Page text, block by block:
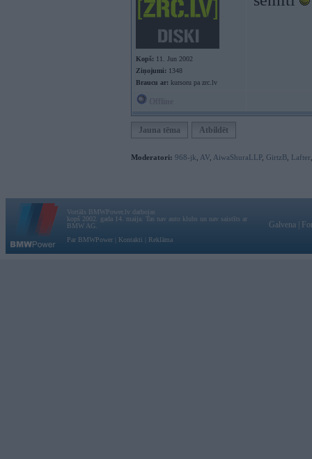
Kopš: 11. Jun 2002
Ziņojumi: 1348
Braucu ar: kursoru pa zrc.lv
Jauna tēma Atbildēt
Moderatori: 968-jk AV AiwaShuraLLP, GirtzB Lafter
Vortāls BMWPower.lv darbojas
kopš 2002. gada 14. maija. Tas nav auto klubs un nav saistīts ar
BMW AG.
Par BMWPower
Kontakti Reklāma
Galvena